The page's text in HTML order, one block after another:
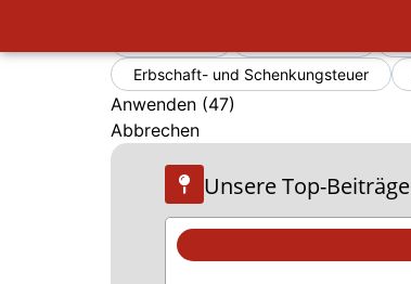
Erbschaft- und Schenkungsteuer
Anwenden (47)
Abbrechen
Unsere Top-Beiträge